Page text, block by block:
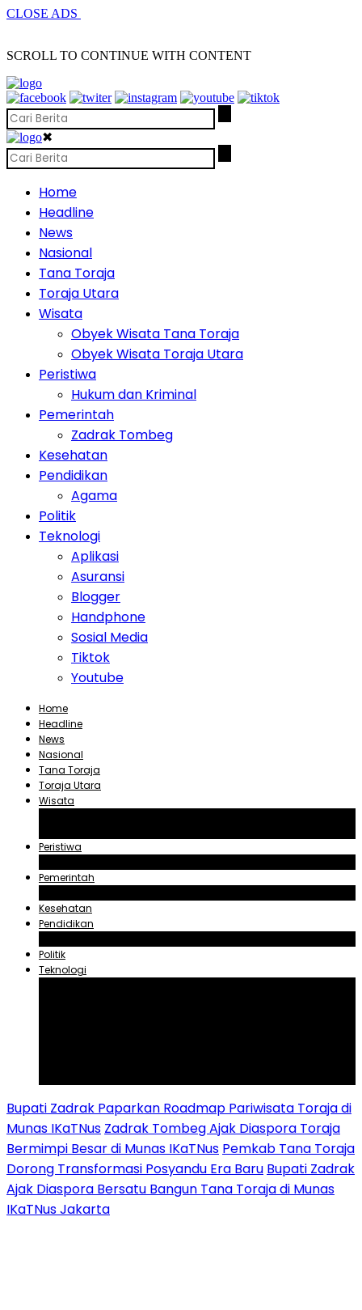
CLOSE ADS
SCROLL TO CONTINUE WITH CONTENT
✖
Home
Headline
News
Nasional
Tana Toraja
Toraja Utara
Wisata
Obyek Wisata Tana Toraja
Obyek Wisata Toraja Utara
Peristiwa
Hukum dan Kriminal
Pemerintah
Zadrak Tombeg
Kesehatan
Pendidikan
Agama
Politik
Teknologi
Aplikasi
Asuransi
Blogger
Handphone
Sosial Media
Tiktok
Youtube
Home
Headline
News
Nasional
Tana Toraja
Toraja Utara
Wisata
Peristiwa
Pemerintah
Kesehatan
Pendidikan
Politik
Teknologi
Bupati Zadrak Paparkan Roadmap Pariwisata Toraja di
Munas IKaTNus Zadrak Tombeg Ajak Diaspora Toraja
Bermimpi Besar di Munas IKaTNus Pemkab Tana Toraja
Dorong Transformasi Posyandu Era Baru Bupati Zadrak
Ajak Diaspora Bersatu Bangun Tana Toraja di Munas
IKaTNus Jakarta